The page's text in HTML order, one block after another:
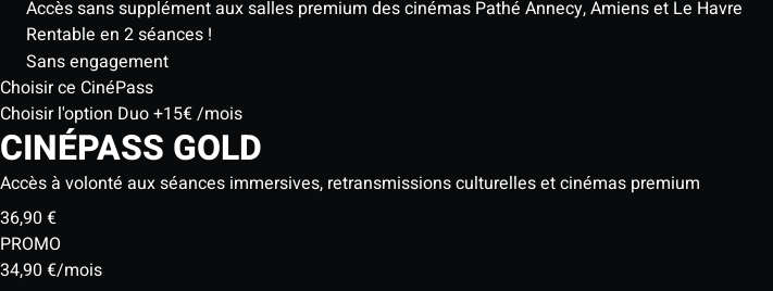
Accès sans supplément aux salles premium des cinémas Pathé Annecy, Amiens et Le Havre
Rentable en 2 séances !
Sans engagement
Choisir ce CinéPass
Choisir l'option Duo +15€ /mois
CINÉPASS GOLD
Accès à volonté aux séances immersives, retransmissions culturelles et cinémas premium
36,90 €
PROMO
34,90 €/mois